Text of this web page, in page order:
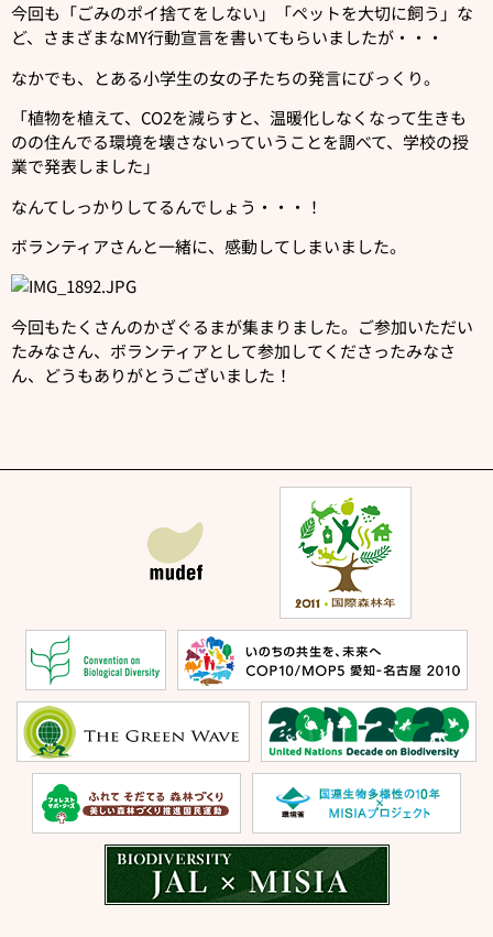
今回も「ごみのポイ捨てをしない」「ペットを大切に飼う」な
ど、さまざまなMY行動宣言を書いてもらいましたが・・・
なかでも、とある小学生の女の子たちの発言にびっくり。
「植物を植えて、CO2を減らすと、温暖化しなくなって生きも
のの住んでる環境を壊さないっていうことを調べて、学校の授
業で発表しました」
なんてしっかりしてるんでしょう・・・！
ボランティアさんと一緒に、感動してしまいました。
今回もたくさんのかざぐるまが集まりました。ご参加いただい
たみなさん、ボランティアとして参加してくださったみなさ
ん、どうもありがとうございました！